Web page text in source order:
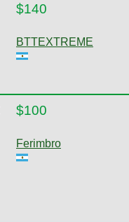
$140
BTTEXTREME
$100
Ferimbro